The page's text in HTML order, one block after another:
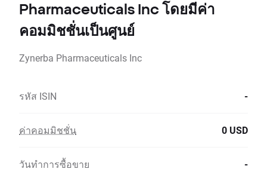
Pharmaceuticals Inc โดยมีค่า
คอมมิชชั่นเป็นศูนย์
Zynerba Pharmaceuticals Inc
รหัส ISIN -
ค่าคอมมิชชั่น 0 USD
วันทำการซื้อขาย -